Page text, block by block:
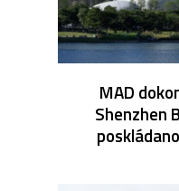
MAD
Shenzhen